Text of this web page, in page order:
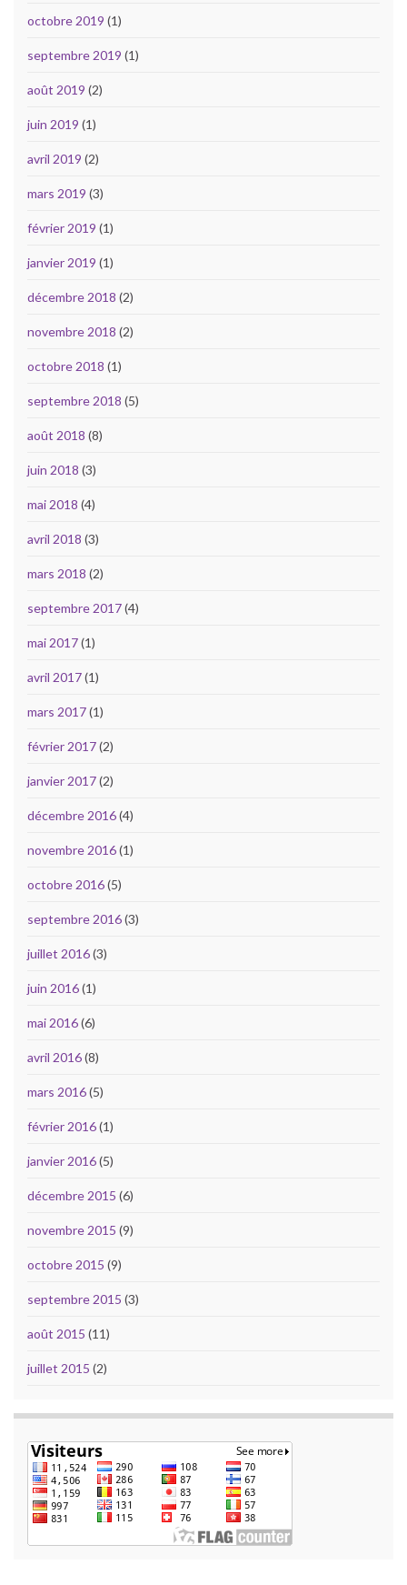
octobre 2019 (1)
septembre 2019 (1)
août 2019 (2)
juin 2019 (1)
avril 2019 (2)
mars 2019 (3)
février 2019 (1)
janvier 2019 (1)
décembre 2018 (2)
novembre 2018 (2)
octobre 2018 (1)
septembre 2018 (5)
août 2018 (8)
juin 2018 (3)
mai 2018 (4)
avril 2018 (3)
mars 2018 (2)
septembre 2017(4)
mai 2017(1)
avril 2017(1)
mars 2017(1)
février 2017(2)
janvier 2017(2)
décembre 2016(4)
novembre 2016(1)
octobre 2016(5)
septembre 2016(3)
juillet 2016(3)
juin 2016(1)
mai 2016(6)
avril 2016(8)
mars 2016(5)
février 2016(1)
janvier 2016(5)
décembre 2015 (6)
novembre 2015 (9)
octobre 2015 (9)
septembre 2015 (3)
août 2015 (11)
juillet 2015 (2)